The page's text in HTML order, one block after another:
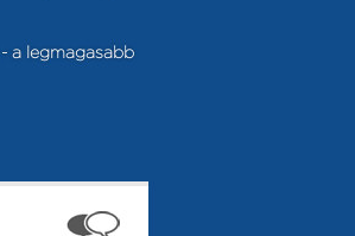
a legmagasabb